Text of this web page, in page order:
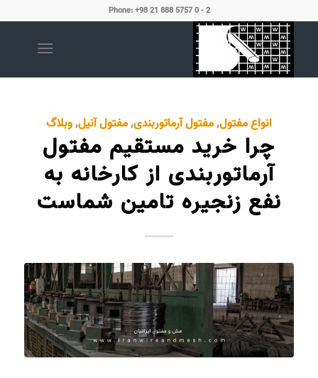
Phone: +98 21 888 5757 0 - 2
انواع مفتول,مفتول آرماتوربندی,مفتول آنیل,وبلاگ
چرا خرید مستقیم مفتول
آرماتوربندی از کارخانه به
نفع زنجیره تامین شماست